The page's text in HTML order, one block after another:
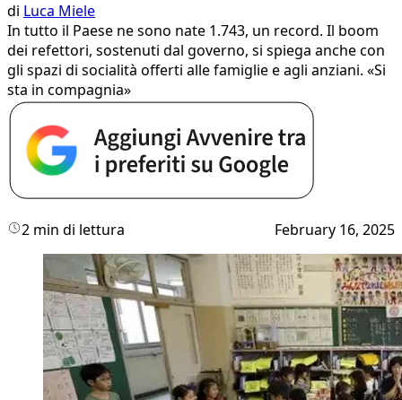
di Luca Miele
In tutto il Paese ne sono nate 1.743, un record. Il boom
dei refettori, sostenuti dal governo, si spiega anche con
gli spazi di socialità offerti alle famiglie e agli anziani. «Si
sta in compagnia»
2 min di lettura February 16, 2025